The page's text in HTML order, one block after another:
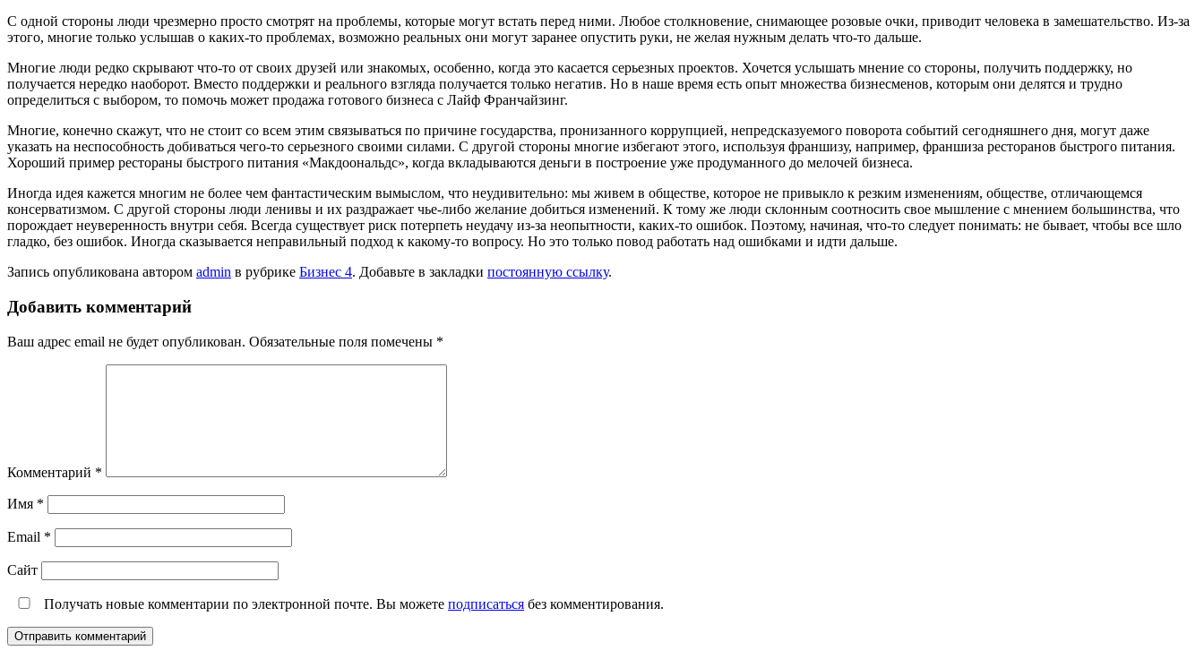
С одной стороны люди чрезмерно просто смотрят на проблемы, которые могут встать перед ними. Любое столкновение, снимающее розовые очки, приводит человека в замешательство. Из-за
этого, многие только услышав о каких-то проблемах, возможно реальных они могут заранее опустить руки, не желая нужным делать что-то дальше.
Многие люди редко скрывают что-то от своих друзей или знакомых, особенно, когда это касается серьезных проектов. Хочется услышать мнение со стороны, получить поддержку, но
получается нередко наоборот. Вместо поддержки и реального взгляда получается только негатив. Но в наше время есть опыт множества бизнесменов, которым они делятся и трудно
определиться с выбором, то помочь может продажа готового бизнеса с Лайф Франчайзинг.
Многие, конечно скажут, что не стоит со всем этим связываться по причине государства, пронизанного коррупцией, непредсказуемого поворота событий сегодняшнего дня, могут даже
указать на неспособность добиваться чего-то серьезного своими силами. С другой стороны многие избегают этого, используя франшизу, например, франшиза ресторанов быстрого питания.
Хороший пример рестораны быстрого питания «Макдоональдс», когда вкладываются деньги в построение уже продуманного до мелочей бизнеса.
Иногда идея кажется многим не более чем фантастическим вымыслом, что неудивительно: мы живем в обществе, которое не привыкло к резким изменениям, обществе, отличающемся
консерватизмом. С другой стороны люди ленивы и их раздражает чье-либо желание добиться изменений. К тому же люди склонным соотносить свое мышление с мнением большинства, что
порождает неуверенность внутри себя. Всегда существует риск потерпеть неудачу из-за неопытности, каких-то ошибок. Поэтому, начиная, что-то следует понимать: не бывает, чтобы все шло
гладко, без ошибок. Иногда сказывается неправильный подход к какому-то вопросу. Но это только повод работать над ошибками и идти дальше.
Запись опубликована автором admin в рубрике Бизнес 4. Добавьте в закладки постоянную ссылку.
Добавить комментарий
Ваш адрес email не будет опубликован. Обязательные поля помечены *
Комментарий *
Имя *
Email *
Сайт
Получать новые комментарии по электронной почте. Вы можете подписаться без комментирования.